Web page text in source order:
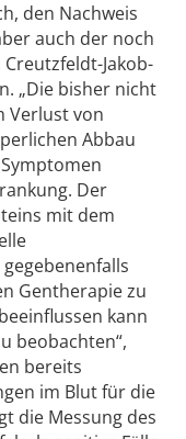
den Nachweis
auch der noch
Jakob-
„Die bisher nicht
Verlust von
Abbau
Der
mit dem
Gentherapie zu
kann
beobachten“,
bereits
im Blut für die
die Messung des